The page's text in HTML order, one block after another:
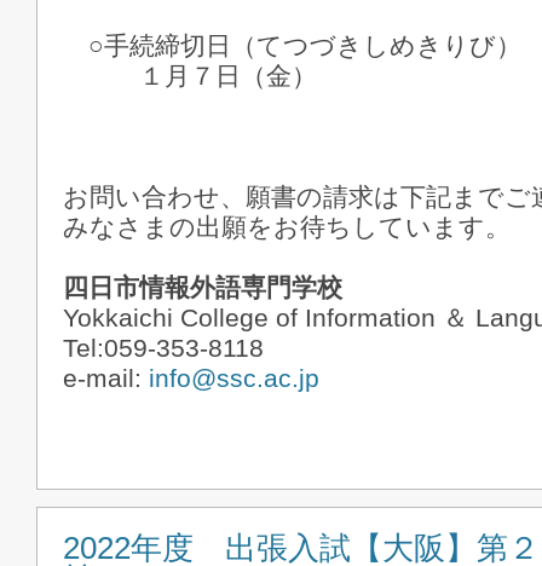
○手続締切日（てつづきしめきりび）
１月７日（金）
お問い合わせ、願書の請求は下記までご
みなさまの出願をお待ちしています。
四日市情報外語専門学校
Yokkaichi College of Information ＆
Tel:059-353-8118
e-mail: info@ssc.ac.jp
2022年度 出張入試【大阪】第